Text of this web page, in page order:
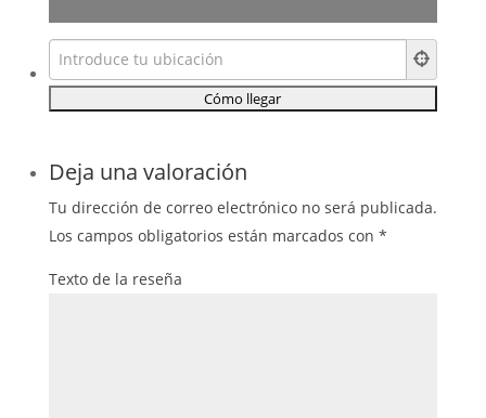
Deja una valoración
Tu dirección de correo electrónico no será publicada.
Los campos obligatorios están marcados con *
Texto de la reseña